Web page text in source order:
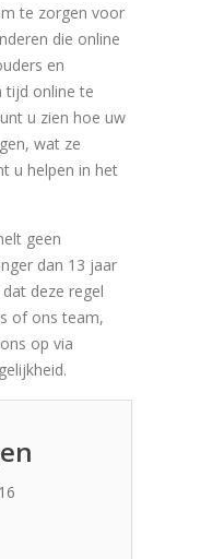
te zorgen voor
die online
en
tijd online te
u zien hoe uw
wat ze
u helpen in het
geen
dan 13 jaar
deze regel
of ons team,
op via